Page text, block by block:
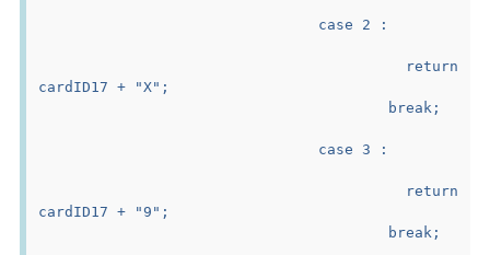
				case 2 :
cardID17 + "X";
					break;
				case 3 :
cardID17 + "9";
					break;